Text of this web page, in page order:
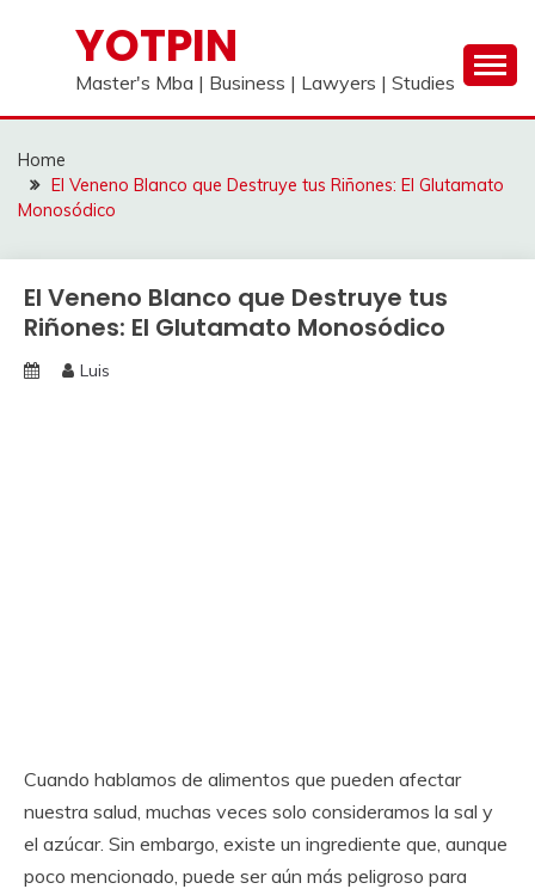
YOTPIN
Master's Mba | Business | Lawyers | Studies
Home
El Veneno Blanco que Destruye tus Riñones: El Glutamato
Monosódico
El Veneno Blanco que Destruye tus
Riñones: El Glutamato Monosódico
Luis
Cuando hablamos de alimentos que pueden afectar
nuestra salud, muchas veces solo consideramos la sal y
el azúcar. Sin embargo, existe un ingrediente que, aunque
poco mencionado, puede ser aún más peligroso para